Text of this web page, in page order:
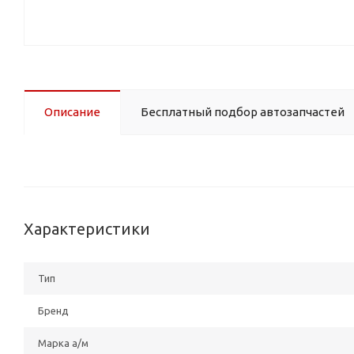
Описание Бесплатный подбор автозапчастей
Характеристики
Тип
Бренд
Марка а/м